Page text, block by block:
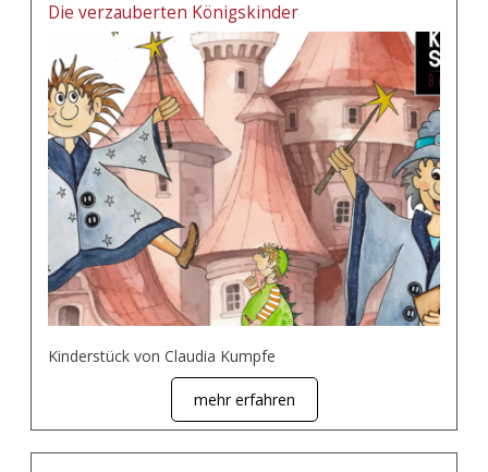
Die verzauberten Königskinder
Kinderstück von Claudia Kumpfe
mehr erfahren